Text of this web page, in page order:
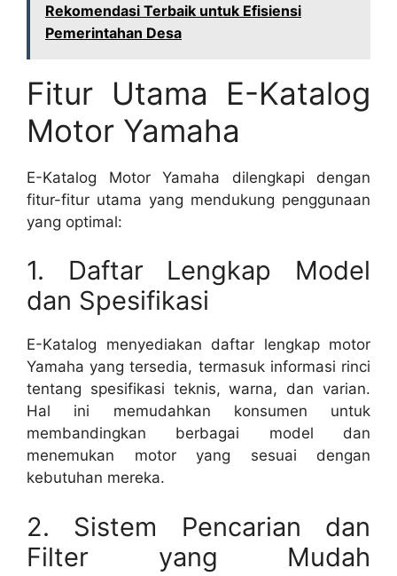
Rekomendasi Terbaik untuk Efisiensi
Pemerintahan Desa
Fitur Utama E-Katalog
Motor Yamaha
E-Katalog Motor Yamaha dilengkapi dengan
fitur-fitur utama yang mendukung penggunaan
yang optimal:
1. Daftar Lengkap Model
dan Spesifikasi
E-Katalog menyediakan daftar lengkap motor
Yamaha yang tersedia, termasuk informasi rinci
tentang spesifikasi teknis, warna, dan varian.
Hal ini memudahkan konsumen untuk
membandingkan berbagai model dan
menemukan motor yang sesuai dengan
kebutuhan mereka.
2. Sistem Pencarian dan
Filter yang Mudah